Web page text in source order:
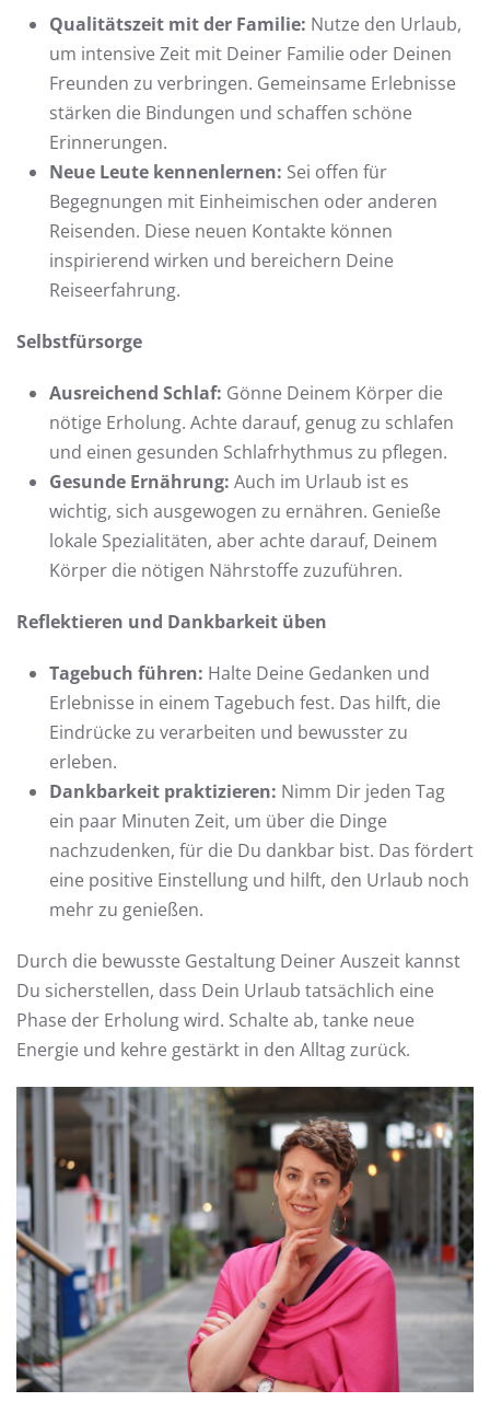
Qualitätszeit mit der Familie: Nutze den Urlaub,
um intensive Zeit mit Deiner Familie oder Deinen
Freunden zu verbringen. Gemeinsame Erlebnisse
stärken die Bindungen und schaffen schöne
Erinnerungen.
Neue Leute kennenlernen: Sei offen für
Begegnungen mit Einheimischen oder anderen
Reisenden. Diese neuen Kontakte können
inspirierend wirken und bereichern Deine
Reiseerfahrung.
Selbstfürsorge
Ausreichend Schlaf: Gönne Deinem Körper die
nötige Erholung. Achte darauf, genug zu schlafen
und einen gesunden Schlafrhythmus zu pflegen.
Gesunde Ernährung: Auch im Urlaub ist es
wichtig, sich ausgewogen zu ernähren. Genieße
lokale Spezialitäten, aber achte darauf, Deinem
Körper die nötigen Nährstoffe zuzuführen.
Reflektieren und Dankbarkeit üben
Tagebuch führen: Halte Deine Gedanken und
Erlebnisse in einem Tagebuch fest. Das hilft, die
Eindrücke zu verarbeiten und bewusster zu
erleben.
Dankbarkeit praktizieren: Nimm Dir jeden Tag
ein paar Minuten Zeit, um über die Dinge
nachzudenken, für die Du dankbar bist. Das fördert
eine positive Einstellung und hilft, den Urlaub noch
mehr zu genießen.
Durch die bewusste Gestaltung Deiner Auszeit kannst
Du sicherstellen, dass Dein Urlaub tatsächlich eine
Phase der Erholung wird. Schalte ab, tanke neue
Energie und kehre gestärkt in den Alltag zurück.